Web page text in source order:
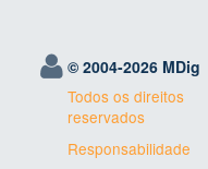
© 2004-2026 MDig
Todos os direitos
reservados
Responsabilidade